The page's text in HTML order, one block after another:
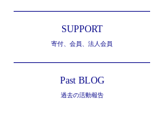
SUPPORT
寄付、会員、法人会員
Past BLOG
過去の活動報告